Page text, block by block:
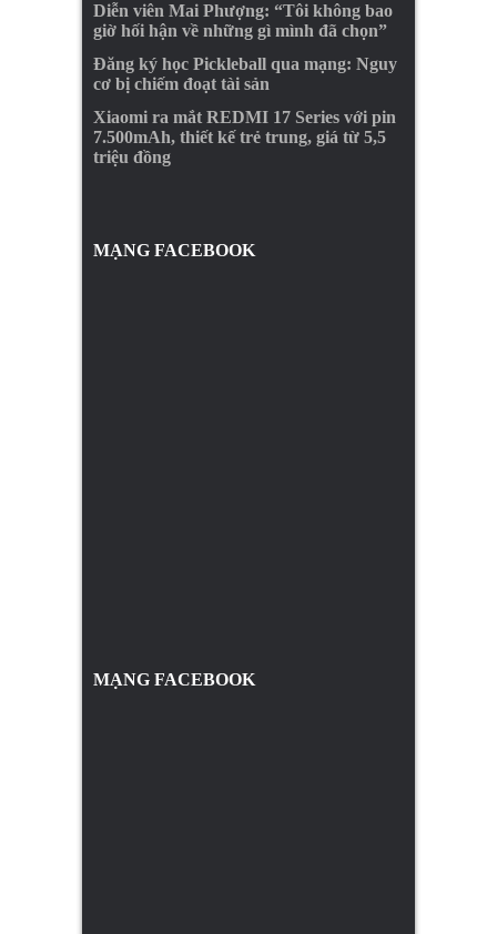
Diễn viên Mai Phượng: “Tôi không bao
giờ hối hận về những gì mình đã chọn”
Đăng ký học Pickleball qua mạng: Nguy
cơ bị chiếm đoạt tài sản
Xiaomi ra mắt REDMI 17 Series với pin
7.500mAh, thiết kế trẻ trung, giá từ 5,5
triệu đồng
MẠNG FACEBOOK
MẠNG FACEBOOK